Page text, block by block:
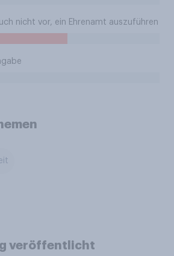
nicht vor, ein Ehrenamt auszuführen
veröffentlicht